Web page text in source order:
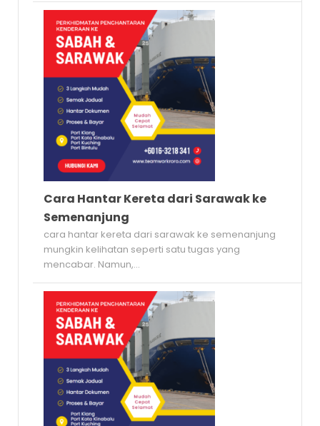
Cara Hantar Kereta dari Sarawak ke
Semenanjung
cara hantar kereta dari sarawak ke semenanjung
mungkin kelihatan seperti satu tugas yang
mencabar. Namun,...